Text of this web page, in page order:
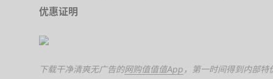
优惠证明
下载干净清爽无广告的网购值值值App ，第一时间得到内部特